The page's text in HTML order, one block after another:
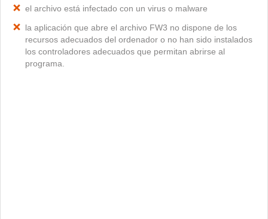
el archivo está infectado con un virus o malware
la aplicación que abre el archivo FW3 no dispone de los
recursos adecuados del ordenador o no han sido instalados
los controladores adecuados que permitan abrirse al
programa.